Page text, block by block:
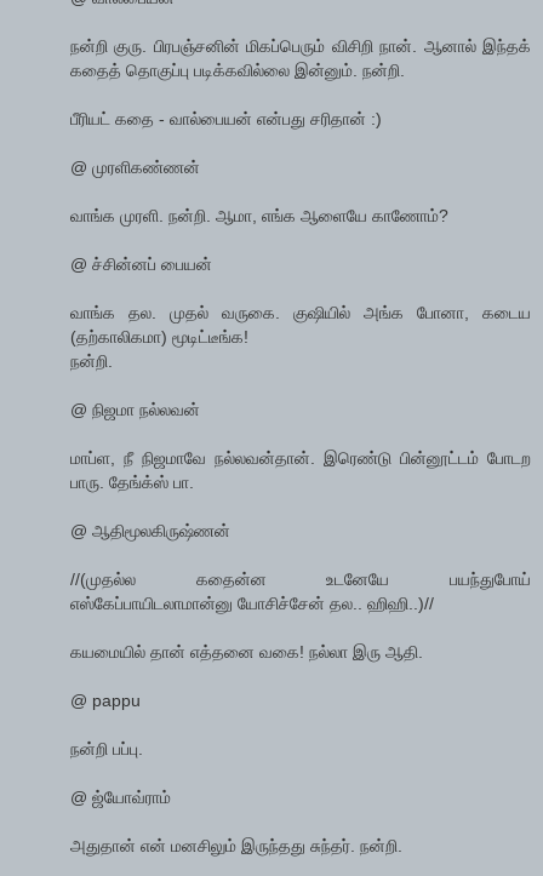
நன்றி குரு. பிரபஞ்சனின் மிகப்பெரும் விசிறி நான். ஆனால் இந்தக்
கதைத் தொகுப்பு படிக்கவில்லை இன்னும். நன்றி.
பீரியட் கதை - வால்பையன் என்பது சரிதான் :)
@ முரளிகண்ணன்
வாங்க முரளி. நன்றி. ஆமா, எங்க ஆளையே காணோம்?
@ ச்சின்னப் பையன்
வாங்க தல. முதல் வருகை. குஷியில் அங்க போனா, கடைய
(தற்காலிகமா) மூடிட்டீங்க!
நன்றி.
@ நிஜமா நல்லவன்
மாப்ள, நீ நிஜமாவே நல்லவன்தான். இரெண்டு பின்னூட்டம் போடற
பாரு. தேங்க்ஸ் பா.
@ ஆதிமூலகிருஷ்ணன்
//(முதல்ல கதைன்ன உடனேயே பயந்துபோய்
எஸ்கேப்பாயிடலாமான்னு யோசிச்சேன் தல.. ஹிஹி..)//
கயமையில் தான் எத்தனை வகை! நல்லா இரு ஆதி.
@ pappu
நன்றி பப்பு.
@ ஜ்யோவ்ராம்
அதுதான் என் மனசிலும் இருந்தது சுந்தர். நன்றி.